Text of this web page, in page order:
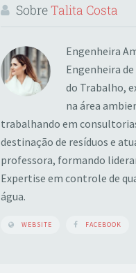
SobreTalita Costa
Engenheira
Engenheira
do Trabalho,
na área
trabalhando em
destinação de resíduos e
professora, formando
Expertise em controle de
água.
WEBSITE FACEBOOK